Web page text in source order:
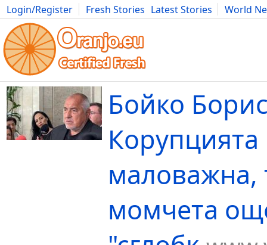
Login/Register Fresh Stories Latest Stories
World
Movies Anime Music Art Cars Advice Science
Бойко
маловажна,
момчета